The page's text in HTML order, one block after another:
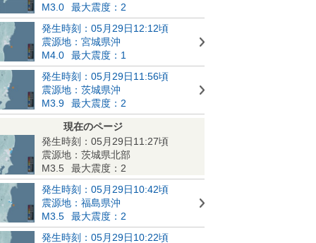
M3.0
最大震度：2
発生時刻：05月29日12:12頃
震源地：宮城県沖
M4.0
最大震度：1
発生時刻：05月29日11:56頃
震源地：茨城県沖
M3.9
最大震度：2
現在のページ
発生時刻：05月29日11:27頃
震源地：茨城県北部
M3.5
最大震度：2
発生時刻：05月29日10:42頃
震源地：福島県沖
M3.5
最大震度：2
発生時刻：05月29日10:22頃